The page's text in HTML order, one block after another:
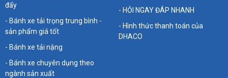
đẩy
- Bánh xe tải trọng trung bình -
sản phẩm giá tốt
- Bánh xe tải nặng
- Bánh xe chuyên dụng theo
ngành sản xuất
- HỎI NGAY ĐÁP NHANH
- Hình thức thanh toán của
DHACO